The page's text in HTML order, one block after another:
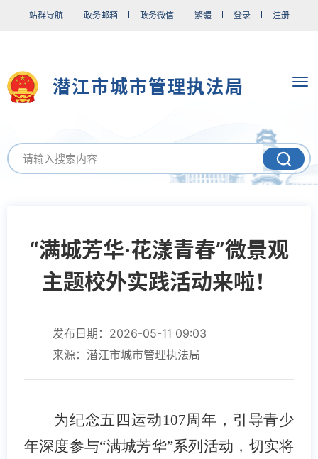
站群导航 政务邮箱 政务微信 繁體 登录 注册
潜江市城市管理执法局
“满城芳华·花漾青春”微景观
主题校外实践活动来啦！
发布日期：2026-05-11 09:03
来源：潜江市城市管理执法局
为纪念五四运动107周年，引导青少
年深度参与“满城芳华”系列活动，切实将